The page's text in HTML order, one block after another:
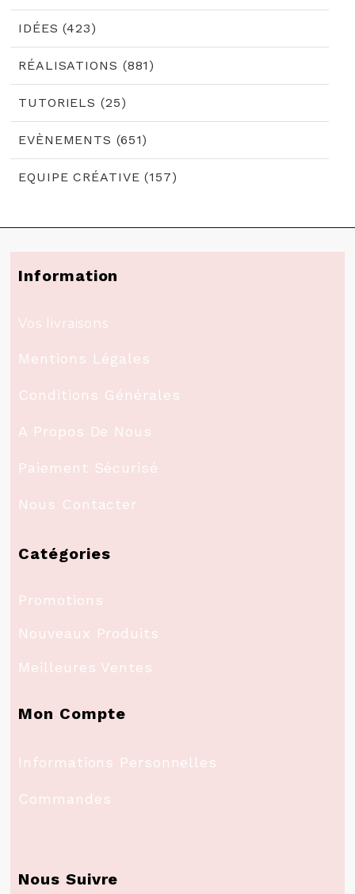
IDÉES (423)
RÉALISATIONS (881)
TUTORIELS (25)
EVÈNEMENTS (651)
EQUIPE CRÉATIVE (157)
Information
Vos livraisons
Mentions Légales
Conditions Générales
A Propos De Nous
Paiement Sécurisé
Nous Contacter
Catégories
Promotions
Nouveaux Produits
Meilleures Ventes
Mon Compte
Informations Personnelles
Commandes
Nous Suivre